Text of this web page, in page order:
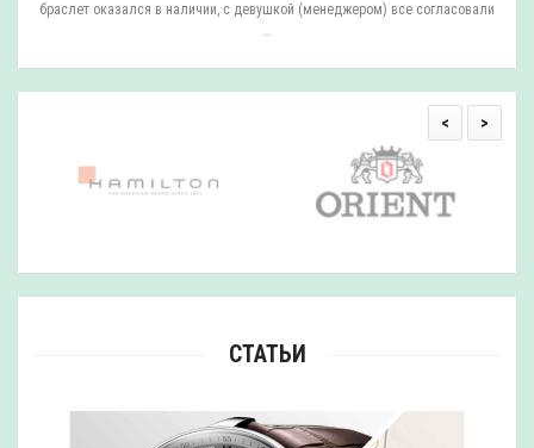
браслет оказался в наличии, с девушкой (менеджером) все согласовали
..
< >
СТАТЬИ